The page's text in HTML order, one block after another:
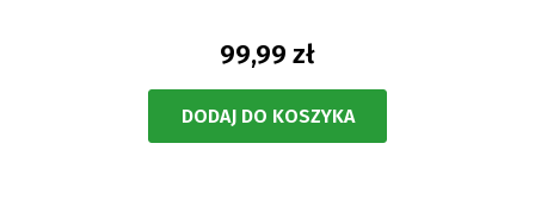
99,99 zł
DODAJ DO KOSZYKA